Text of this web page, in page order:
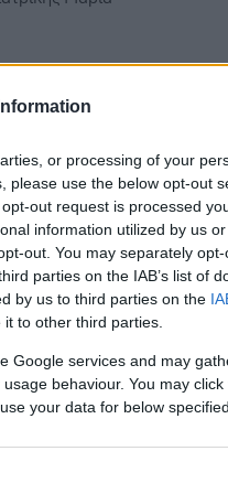
or processing of your
please use the below opt-out
out request is processed
information utilized by us
out. You may separately
parties on the IAB’s list of
by us to third parties on the
to other third parties.
Google services and may
behaviour. You may
your data for below
το χρονοδιάγραμμα
εμβολιασμό αλλά
της δημόσιας
έχουν τη δυνατότητα
πώς λειτουργεί το
να
ραντεβού, ποιοι
και ποιες